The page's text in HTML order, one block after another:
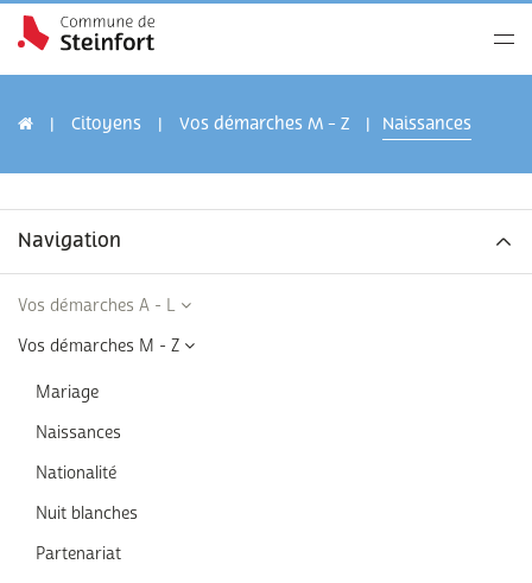
Citoyens Vos démarches M - Z Naissances
Navigation
Vos démarches A - L
Vos démarches M - Z
Mariage
Naissances
Nationalité
Nuit blanches
Partenariat